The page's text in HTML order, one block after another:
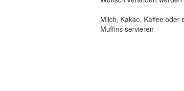
Milch, Kakao, Kaffee oder
Muffins servieren